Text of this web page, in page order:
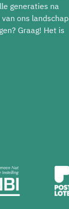
generaties na
ons landschap
Graag! Het is